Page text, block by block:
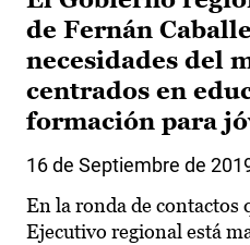
de Fernán
necesidades del
centrados en
formación para
16 de Septiembre de
En la ronda de contactos
Ejecutivo regional está